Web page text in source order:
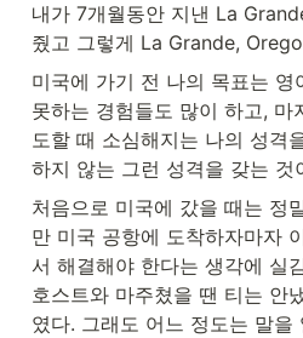
내가 7개월동안 지낸 La
줬고 그렇게 La Grande,
미국에 가기 전 나의 목표는 영
못하는 경험들도 많이 하고, 마
도할 때 소심해지는 나의 성격
하지 않는 그런 성격을 갖는 것
처음으로 미국에 갔을 때는 정
만 미국 공항에 도착하자마자
서 해결해야 한다는 생각에 실
호스트와 마주쳤을 땐 티는 안
였다. 그래도 어느 정도는 말을